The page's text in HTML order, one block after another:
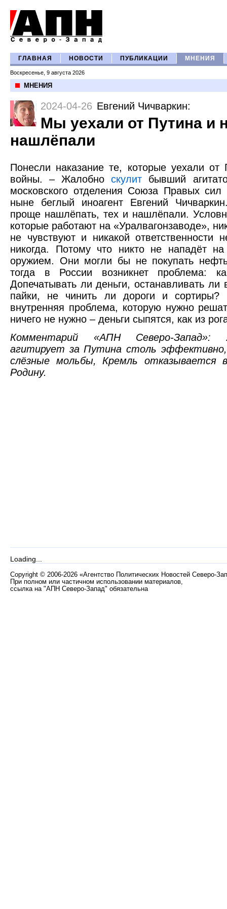
ГЛАВНАЯ НОВОСТИ ПУБЛИКАЦИИ МНЕНИЯ
Воскресенье, 9 августа 2026
МНЕНИЯ
2024-04-26 Евгений Чичваркин:
Мы уехали от Путина и
нашлёпали
Понесли наказание те, которые уехали от
войны. – Жалобноскулит бывший
московского отделения Союза Правых сил
ныне беглый иноагент Евгений
проще нашлёпать, тех и нашлёпали.
которые работают на «Уралвагонзаводе»,
не чувствуют и никакой ответственности
никогда. Потому что никто не нападёт
оружием. Они могли бы не покупать
тогда в России возникнет проблема:
Допечатывать ли деньги, останавливать ли
пайки, не чинить ли дороги и сортиры?
внутренняя проблема, которую нужно
ничего не нужно – деньги сыпятся, как из
Комментарий «АПН Северо-Запад»:
агитирует за Путина столь
слёзные мольбы, Кремль отказывается
Родину.
Loading...
Copyright © 2006-2026 «Агентство Политических Новостей Северо-
При полном или частичном использовании материалов,
ссылка на "АПН Северо-Запад" обязательна